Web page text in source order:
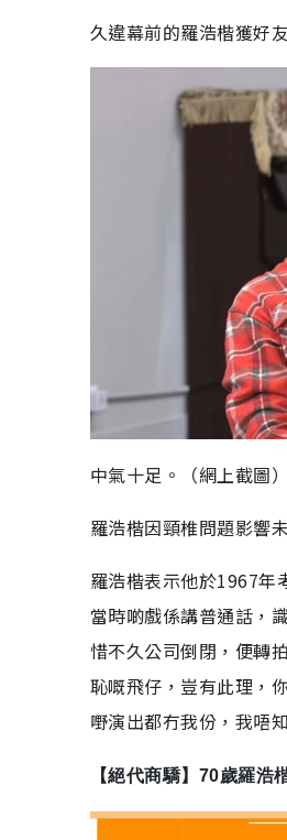
久違幕前的羅浩楷獲好
中氣十足。（網上截圖）
羅浩楷因頸椎問題影響
羅浩楷表示他於1967年
當時啲戲係講普通話，
惜不久公司倒閉，便轉
恥嘅飛仔，豈有此理，
嘢演出都冇我份，我唔
【絕代商驕】70歲羅浩